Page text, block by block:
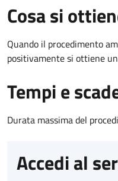
Cosa si
Quando il procedimento
positivamente si ottiene
Tempi e
Durata massima del
Accedi al